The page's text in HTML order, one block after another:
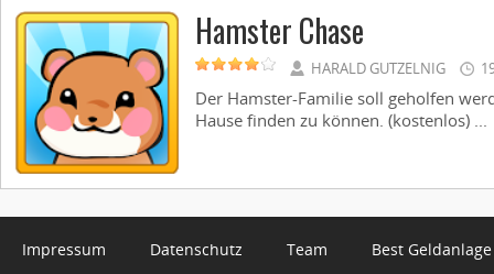
Hamster Chase
HARALD GUTZELNIG
Der Hamster-Familie soll geholfen
Hause finden zu können. (kostenlos) ...
Impressum Datenschutz Team Best Geldanlage